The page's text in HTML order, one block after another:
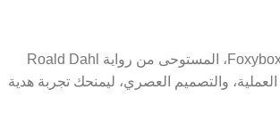
فاجئ المراهق المميز في حياتك مع بوكس ماتيلدا من Foxybox، المستوحى من رواية Roald Dahl
العملية، والتصميم العصري، ليمنحك تجربة هدية